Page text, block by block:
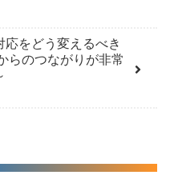
応をどう変えるべき
らのつながりが非常